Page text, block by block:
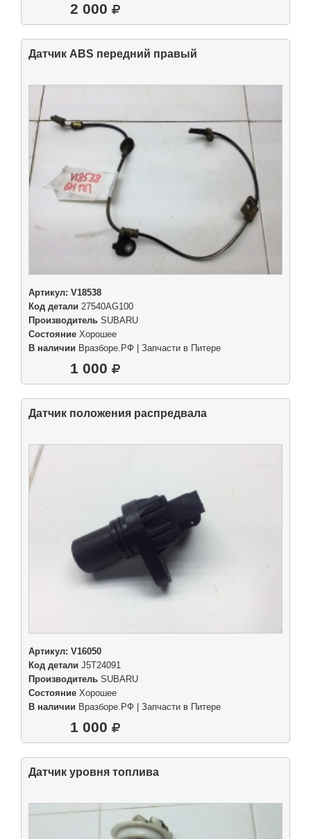
2 000
Датчик ABS передний правый
Артикул: V18538
Код детали 27540AG100
Производитель SUBARU
Состояние Хорошее
В наличии Вразборе.РФ | Запчасти в Питере
1 000
Датчик положения распредвала
Артикул: V16050
Код детали J5T24091
Производитель SUBARU
Состояние Хорошее
В наличии Вразборе.РФ | Запчасти в Питере
1 000
Датчик уровня топлива